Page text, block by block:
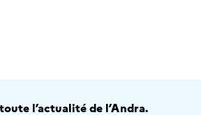
l’actualité de l’Andra.